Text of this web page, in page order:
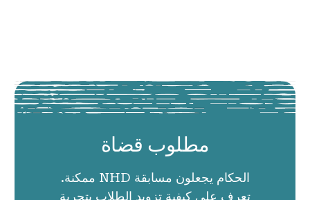
مطلوب قضاة
الحكام يجعلون مسابقة NHD ممكنة.
تعرف على كيفية تزويد الطلاب بتجربة